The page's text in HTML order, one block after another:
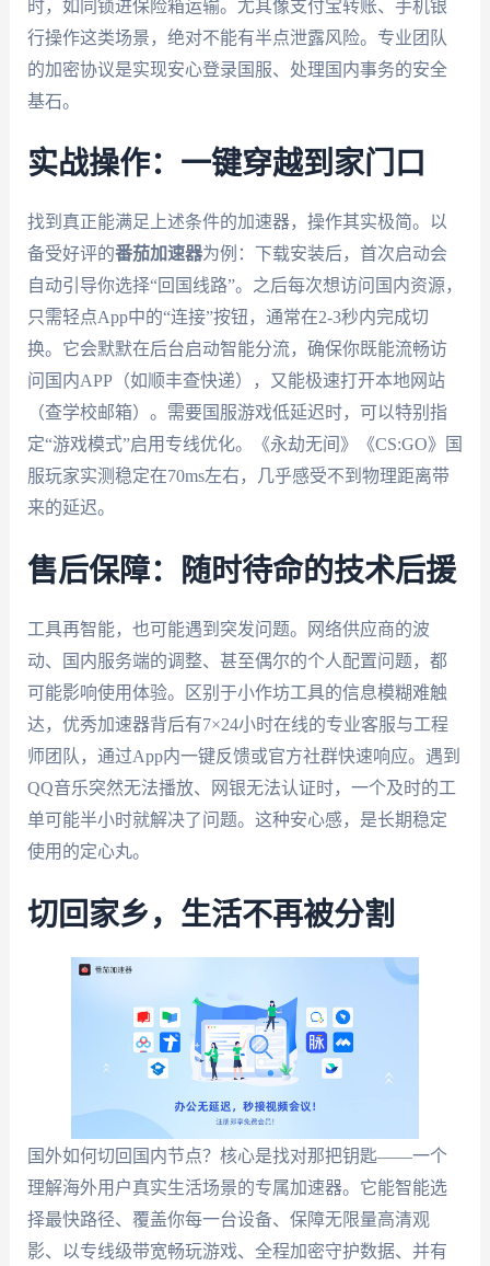
时，如同锁进保险箱运输。尤其像支付宝转账、手机银
行操作这类场景，绝对不能有半点泄露风险。专业团队
的加密协议是实现安心登录国服、处理国内事务的安全
基石。
实战操作：一键穿越到家门口
找到真正能满足上述条件的加速器，操作其实极简。以
备受好评的番茄加速器为例：下载安装后，首次启动会
自动引导你选择“回国线路”。之后每次想访问国内资源，
只需轻点App中的“连接”按钮，通常在2-3秒内完成切
换。它会默默在后台启动智能分流，确保你既能流畅访
问国内APP（如顺丰查快递），又能极速打开本地网站
（查学校邮箱）。需要国服游戏低延迟时，可以特别指
定“游戏模式”启用专线优化。《永劫无间》《CS:GO》国
服玩家实测稳定在70ms左右，几乎感受不到物理距离带
来的延迟。
售后保障：随时待命的技术后援
工具再智能，也可能遇到突发问题。网络供应商的波
动、国内服务端的调整、甚至偶尔的个人配置问题，都
可能影响使用体验。区别于小作坊工具的信息模糊难触
达，优秀加速器背后有7×24小时在线的专业客服与工程
师团队，通过App内一键反馈或官方社群快速响应。遇到
QQ音乐突然无法播放、网银无法认证时，一个及时的工
单可能半小时就解决了问题。这种安心感，是长期稳定
使用的定心丸。
切回家乡，生活不再被分割
国外如何切回国内节点？核心是找对那把钥匙——一个
理解海外用户真实生活场景的专属加速器。它能智能选
择最快路径、覆盖你每一台设备、保障无限量高清观
影、以专线级带宽畅玩游戏、全程加密守护数据、并有